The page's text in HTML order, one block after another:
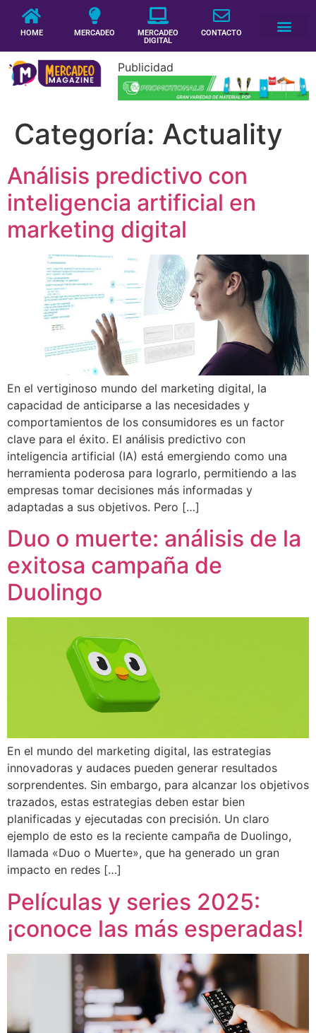
HOME MERCADEO
MERCADEO
DIGITAL
CONTACTO
Publicidad
Categoría: Actuality
Análisis predictivo con
inteligencia artificial en
marketing digital
En el vertiginoso mundo del marketing digital, la
capacidad de anticiparse a las necesidades y
comportamientos de los consumidores es un factor
clave para el éxito. El análisis predictivo con
inteligencia artificial (IA) está emergiendo como una
herramienta poderosa para lograrlo, permitiendo a las
empresas tomar decisiones más informadas y
adaptadas a sus objetivos. Pero […]
Duo o muerte: análisis de la
exitosa campaña de
Duolingo
En el mundo del marketing digital, las estrategias
innovadoras y audaces pueden generar resultados
sorprendentes. Sin embargo, para alcanzar los objetivos
trazados, estas estrategias deben estar bien
planificadas y ejecutadas con precisión. Un claro
ejemplo de esto es la reciente campaña de Duolingo,
llamada «Duo o Muerte», que ha generado un gran
impacto en redes […]
Películas y series 2025:
¡conoce las más esperadas!